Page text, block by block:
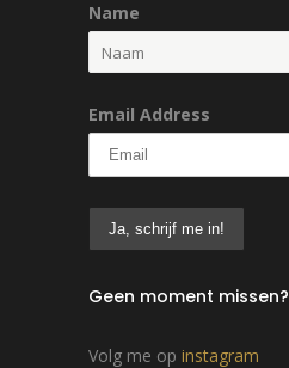
Name
Email Address
Geen moment missen?
Volg me op instagram